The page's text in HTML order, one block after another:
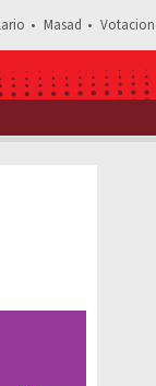
Masad
esta noticia